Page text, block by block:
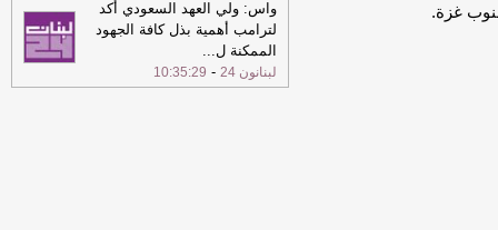
طائرة مسيرة تحمل متفجرات في مطار
"لايبزيغ هاله"-الشرق
واس: ولي العهد السعودي أكد
لترامب أهمية بذل كافة الجهود
الممكنة ل...
لبنانون 24 -
10:35:29